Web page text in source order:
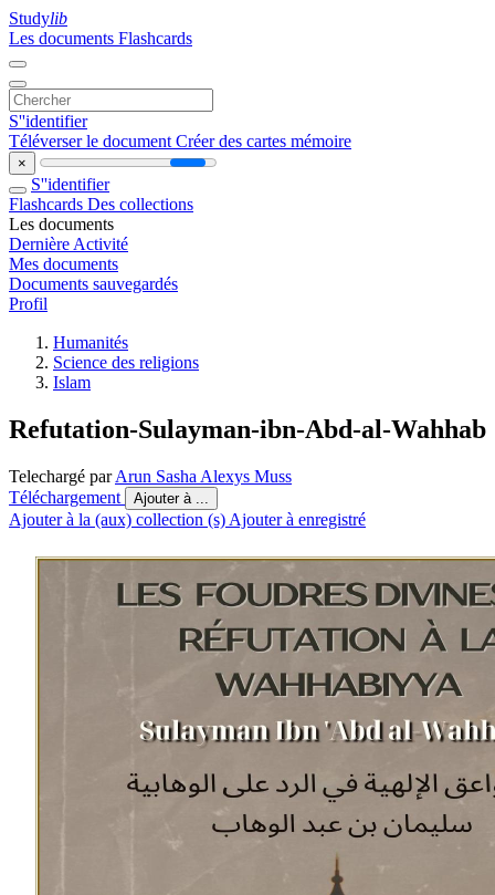
Studylib
Les documents Flashcards
S''identifier
Téléverser le document Créer des cartes mémoire
×
S''identifier
Flashcards Des collections
Les documents
Dernière Activité
Mes documents
Documents sauvegardés
Profil
Humanités
Science des religions
Islam
Refutation-Sulayman-ibn-Abd-al-Wahhab
Telechargé parArun Sasha Alexys Muss
Téléchargement
Ajouter à ...
Ajouter à la (aux) collection (s) Ajouter à enregistré